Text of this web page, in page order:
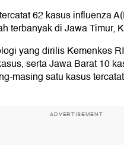
62 kasus influenza
terbanyak di Jawa Timur,
yang dirilis Kemenkes
serta Jawa Barat 10
masing satu kasus
ADVERTISEMENT